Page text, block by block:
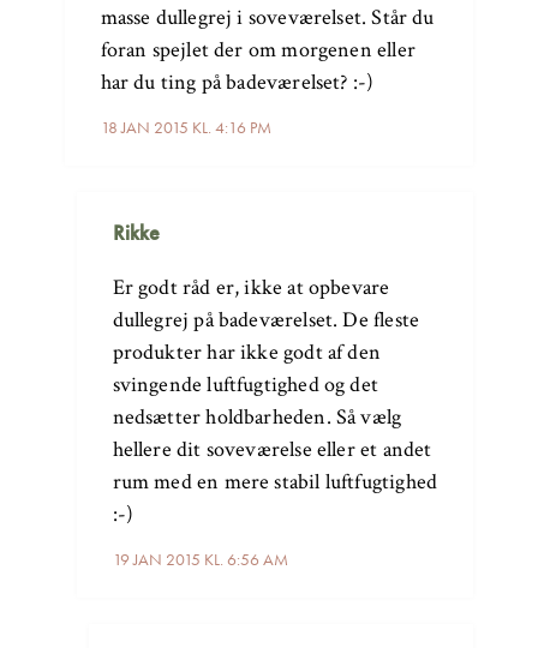
18 JAN 2015 KL. 4:16 PM
masse dullegrej i soveværelset. Står du
foran spejlet der om morgenen eller
har du ting på badeværelset? :-)
Rikke
19 JAN 2015 KL. 6:56 AM
Er godt råd er, ikke at opbevare
dullegrej på badeværelset. De fleste
produkter har ikke godt af den
svingende luftfugtighed og det
nedsætter holdbarheden. Så vælg
hellere dit soveværelse eller et andet
rum med en mere stabil luftfugtighed
:-)